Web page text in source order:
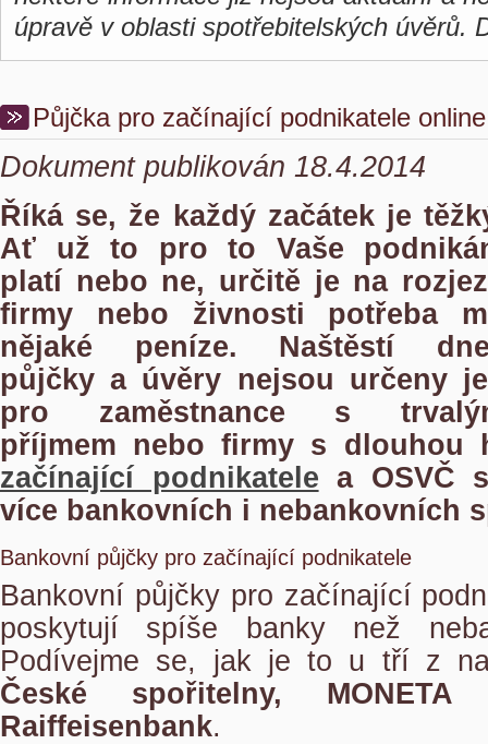
úpravě v oblasti spotřebitelských úvěrů.
Půjčka pro začínající podnikatele online
Dokument publikován 18.4.2014
Říká se, že každý začátek je
Ať už to pro to Vaše
platí nebo ne, určitě je na
firmy nebo živnosti potřeba
nějaké peníze. Naštěstí
půjčky a úvěry nejsou určeny
pro zaměstnance s
příjmem nebo firmy s
začínající podnikatele a OSVČ
více bankovních i nebankovních
Bankovní půjčky pro začínající podnikatele
Bankovní půjčky pro začínající
poskytují spíše banky než
Podívejme se, jak je to u tří z
České spořitelny,
Raiffeisenbank.